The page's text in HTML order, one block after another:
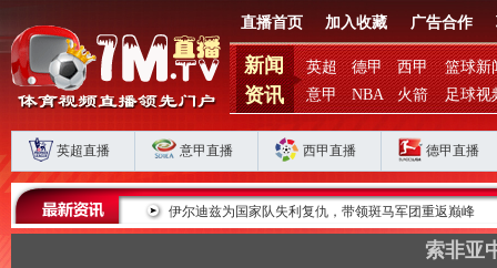
直播首页 加入收藏 广告合作
新闻
资讯
英超 德甲 西甲
篮球新
意甲
NBA 火箭 足球视
英超直播 意甲直播 西甲直播 德甲直播
扣分时代生存 伊尔迪兹为国家队失利复仇，带领斑马军团重返巅峰
索非亚